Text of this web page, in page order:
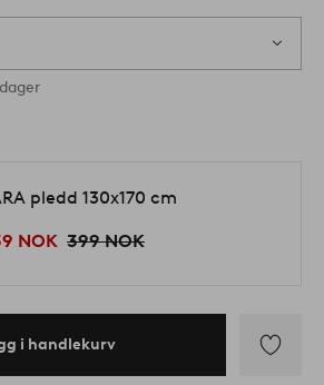
pledd 130x170 cm
NOK 399 NOK
i handlekurv